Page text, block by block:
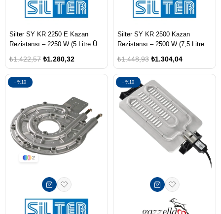
Silter SY KR 2250 E Kazan
Rezistansı – 2250 W (5 Litre Ütü
₺1.280,32
₺1.422,57
Silter SY KR 2500 Kazan
Rezistansı – 2500 W (7,5 Litre
₺1.304,04
₺1.448,93
2
%10 %10